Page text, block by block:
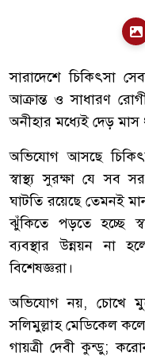
সারাদেশে চিকিৎসা
আক্রান্ত ও সাধারণ
অনীহার মধ্যেই দেড়
অভিযোগ আসছে
স্বাস্থ্য সুরক্ষা যে সব
ঘাটতি রয়েছে তেমনই
ঝুঁকিতে পড়তে হচ্ছে
ব্যবস্থার উন্নয়ন না
বিশেষজ্ঞরা।
অভিযোগ নয়, চোখে
সলিমুল্লাহ মেডিকেল
গায়ত্রী দেবী কুন্ডু;